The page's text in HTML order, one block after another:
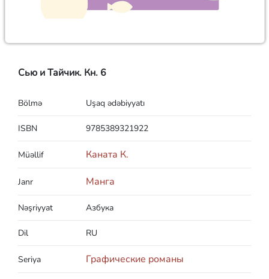
Сью и Тайчик. Кн. 6
Bölmə Uşaq ədəbiyyatı
ISBN 9785389321922
Müəllif Каната К.
Janr Манга
Nəşriyyat Азбука
Dil RU
Seriya Графические романы